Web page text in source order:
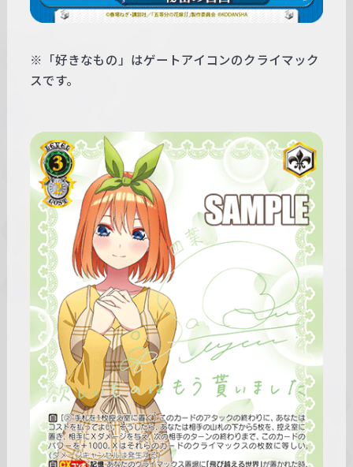
※「好きなもの」はゲートアイコンのクライマック
スです。